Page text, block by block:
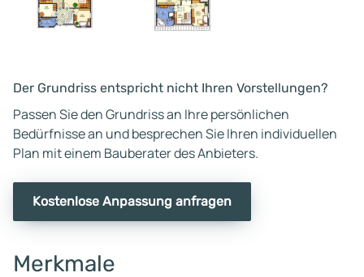
Der Grundriss entspricht nicht Ihren Vorstellungen?
Passen Sie den Grundriss an Ihre persönlichen
Bedürfnisse an und besprechen Sie Ihren individuellen
Plan mit einem Bauberater des Anbieters.
Kostenlose Anpassung anfragen
Merkmale